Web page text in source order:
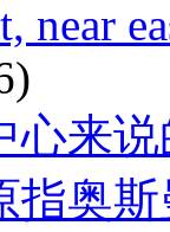
near
心来
指奥